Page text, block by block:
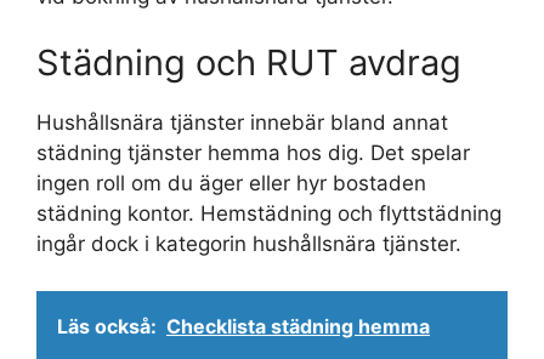
Städning och RUT avdrag
Hushållsnära tjänster innebär bland annat
städning tjänster hemma hos dig. Det spelar
ingen roll om du äger eller hyr bostaden
städning kontor. Hemstädning och flyttstädning
ingår dock i kategorin hushållsnära tjänster.
Läs också: Checklista städning hemma